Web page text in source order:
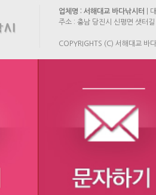
업체명 : 서해대교 바다낚시터
|
주소 : 충남 당진시 신평면 샛터
COPYRIGHTS (C) 서해대교 바